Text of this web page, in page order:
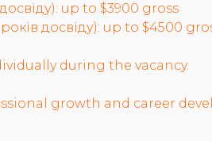
up to $3900 gross
досвіду): up to $4500
during the vacancy.
growth and career